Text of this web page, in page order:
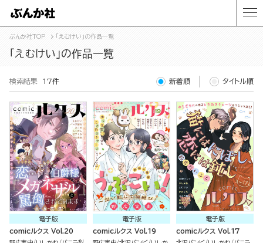
ぶんか社TOP 「えむけい」の作品一覧
「えむけい」の作品一覧
検索結果 17件 新着順 タイトル順
電子版
comicルクス Vol.20
電子版
comicルクス Vol.19
電子版
comicルクス Vol.17